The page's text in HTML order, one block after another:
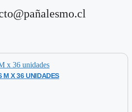
M X 36 UNIDADES